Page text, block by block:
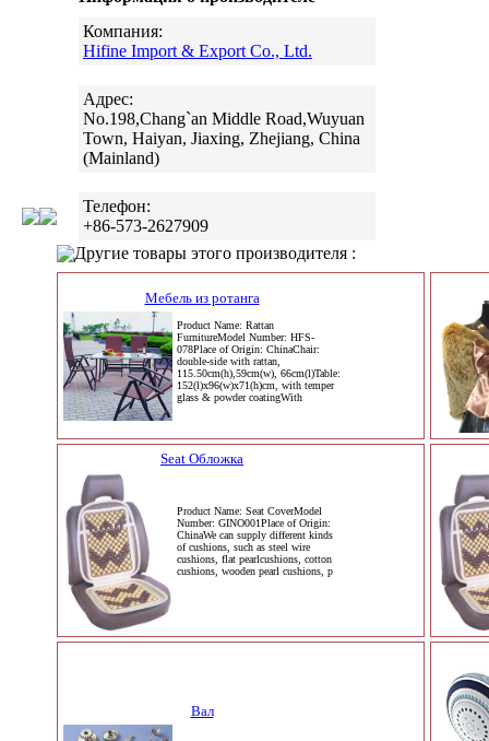
Компания:
Hifine Import & Export Co., Ltd.
Адрес:
No.198,Chang`an Middle Road,Wuyuan
Town, Haiyan, Jiaxing, Zhejiang, China
(Mainland)
Телефон:
+86-573-2627909
Другие товары этого производителя :
Мебель из ротанга
Product Name: Rattan
FurnitureModel Number: HFS-
078Place of Origin: ChinaChair:
double-side with rattan,
115.50cm(h),59cm(w), 66cm(l)Table:
152(l)x96(w)x71(h)cm, with temper
glass & powder coatingWith
Seat Обложка
Product Name: Seat CoverModel
Number: GINO001Place of Origin:
ChinaWe can supply different kinds
of cushions, such as steel wire
cushions, flat pearlcushions, cotton
cushions, wooden pearl cushions, p
Вал